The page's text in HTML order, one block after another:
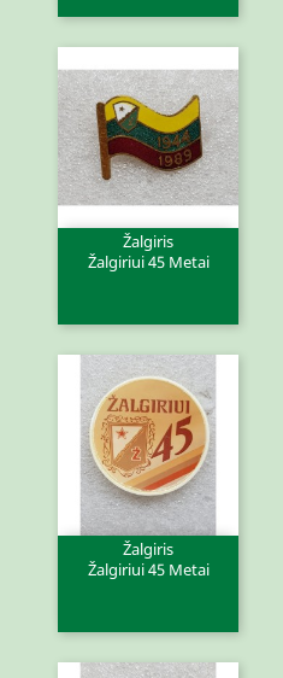
Žalgiris
Žalgiriui 45 Metai
Žalgiris
Žalgiriui 45 Metai